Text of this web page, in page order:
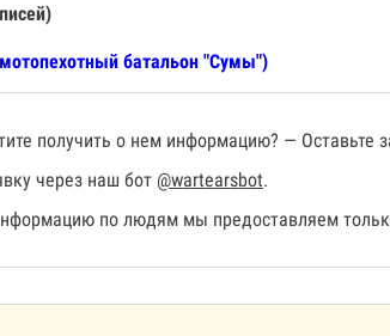
батальон "Сумы")
получить о нем информацию? — Оставьте
через наш бот @wartearsbot.
по людям мы предоставляем